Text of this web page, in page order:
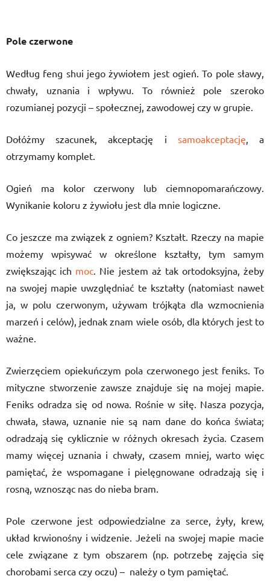
Poleczerwone
Według feng shui jego żywiołem jest ogień. To pole sławy,
chwały, uznania i wpływu. To również pole szeroko
rozumianej pozycji – społecznej, zawodowej czy w grupie.
Dołóżmy szacunek, akceptację i samoakceptację, a
otrzymamy komplet.
Ogień ma kolor czerwony lub ciemnopomarańczowy.
Wynikanie koloru z żywiołu jest dla mnie logiczne.
Co jeszcze ma związek z ogniem? Kształt. Rzeczy na mapie
możemy wpisywać w określone kształty, tym samym
zwiększając ich moc. Nie jestem aż tak ortodoksyjna, żeby
na swojej mapie uwzględniać te kształty (natomiast nawet
ja, w polu czerwonym, używam trójkąta dla wzmocnienia
marzeń i celów), jednak znam wiele osób, dla których jest to
ważne.
Zwierzęciem opiekuńczym pola czerwonego jest feniks. To
mityczne stworzenie zawsze znajduje się na mojej mapie.
Feniks odradza się od nowa. Rośnie w siłę. Nasza pozycja,
chwała, sława, uznanie nie są nam dane do końca świata;
odradzają się cyklicznie w różnych okresach życia. Czasem
mamy więcej uznania i chwały, czasem mniej, warto więc
pamiętać, że wspomagane i pielęgnowane odradzają się i
rosną, wznosząc nas do nieba bram.
Pole czerwone jest odpowiedzialne za serce, żyły, krew,
układ krwionośny i widzenie. Jeżeli na swojej mapie macie
cele związane z tym obszarem (np. potrzebę zajęcia się
chorobami serca czy oczu) – należy o tym pamiętać.